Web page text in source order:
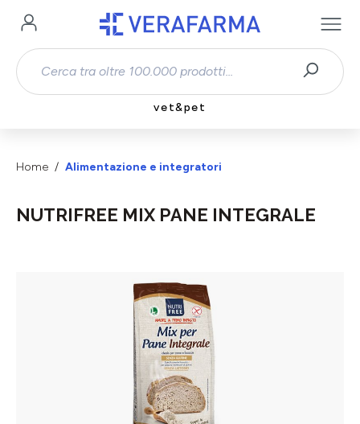
Passa al contenuto principale
vet&pet
Home Alimentazione e integratori
NUTRIFREE MIX PANE INTEGRALE